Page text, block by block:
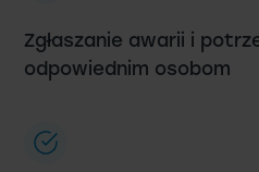
Zgłaszanie awarii i
odpowiednim osobom